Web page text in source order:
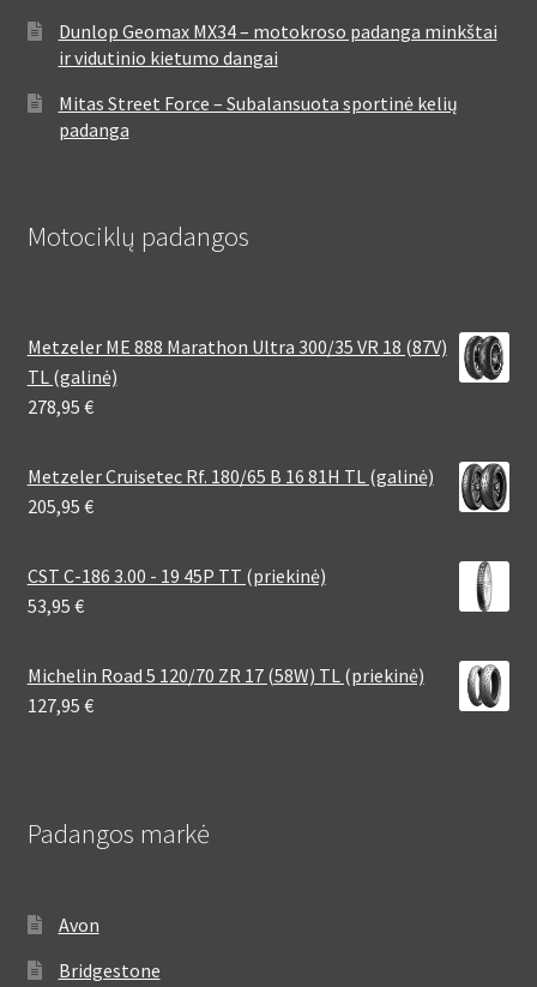
Dunlop Geomax MX34 – motokroso padanga minkštai
ir vidutinio kietumo dangai
Mitas Street Force – Subalansuota sportinė kelių
padanga
Motociklų padangos
Metzeler ME 888 Marathon Ultra 300/35 VR 18 (87V)
TL (galinė)
278,95 €
Metzeler Cruisetec Rf. 180/65 B 16 81H TL (galinė)
205,95 €
CST C-186 3.00 - 19 45P TT (priekinė)
53,95 €
Michelin Road 5 120/70 ZR 17 (58W) TL (priekinė)
127,95 €
Padangos markė
Avon
Bridgestone